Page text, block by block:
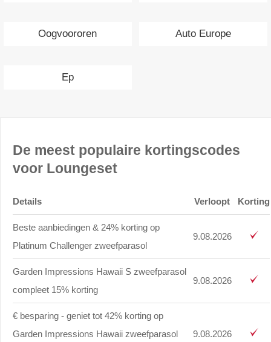
Oogvoororen Auto Europe
Ep
De meest populaire kortingscodes
voor Loungeset
Details Verloopt Korting
Beste aanbiedingen & 24% korting op
Platinum Challenger zweefparasol
9.08.2026
Garden Impressions Hawaii S zweefparasol
compleet 15% korting
9.08.2026
€ besparing - geniet tot 42% korting op
Garden Impressions Hawaii zweefparasol
9.08.2026